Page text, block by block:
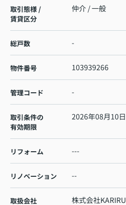
取引態様 /
賃貸区分
仲介 / 一般
総戸数 -
物件番号 103939266
管理コード -
取引条件の
有効期限
2026年08月10日
リフォーム ---
リノベーション --
取扱会社
株式会社KARIRU